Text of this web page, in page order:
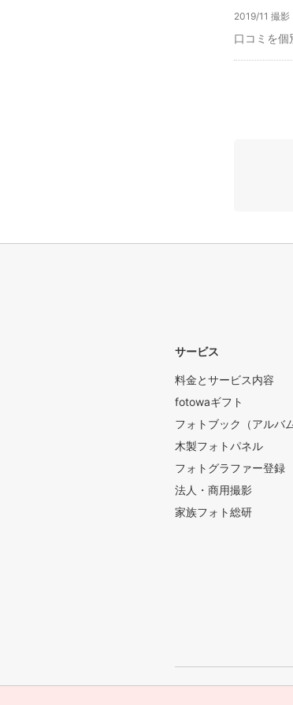
2019/11 撮影
口コミを個
サービス
料金とサービス内容
fotowaギフト
フォトブック（アルバム
木製フォトパネル
フォトグラファー登録
法人・商用撮影
家族フォト総研